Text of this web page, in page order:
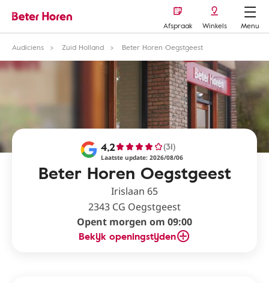
Afspraak Winkels
Menu
Audiciens
Zuid Holland Beter Horen Oegstgeest
Beter Horen Oegstgeest
4,2 (31)
Laatste update: 2026/08/06
Irislaan 65
2343 CG Oegstgeest
Opent morgen om 09:00
Bekijk openingstijden